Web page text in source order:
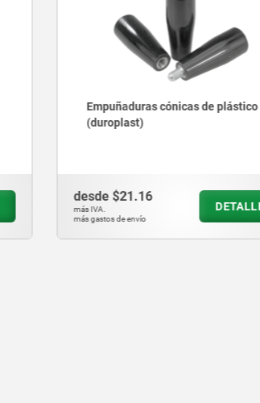
Empuñaduras cilíndricas giratorias
desde $89.78
más IVA.
más gastos de envío